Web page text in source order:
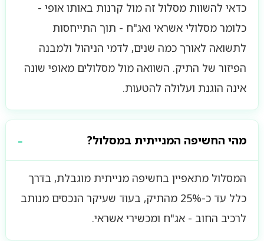
כדאי להשוות מסלול זה מול קרנות באותו אופי -
כלומר מסלולי אשראי ואג"ח - תוך התייחסות
לתשואה לאורך כמה שנים, לדמי הניהול ולמבנה
הפיזור של התיק. השוואה מול מסלולים מאופי שונה
אינה הוגנת ועלולה להטעות.
מהי החשיפה המנייתית במסלול?
המסלול מתאפיין בחשיפה מנייתית מוגבלת, בדרך
כלל עד כ-25% מהתיק, בעוד שעיקר הנכסים מנותב
לרכיב החוב - אג"ח ומכשירי אשראי.